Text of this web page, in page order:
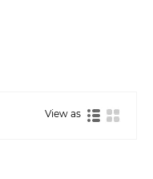
View as